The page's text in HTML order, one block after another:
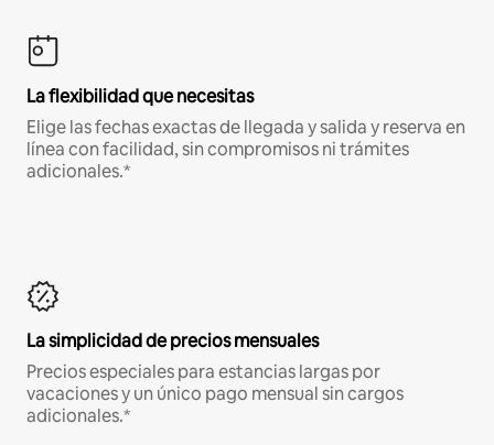
La flexibilidad que necesitas
Elige las fechas exactas de llegada y salida y reserva en
línea con facilidad, sin compromisos ni trámites
adicionales.*
La simplicidad de precios mensuales
Precios especiales para estancias largas por
vacaciones y un único pago mensual sin cargos
adicionales.*